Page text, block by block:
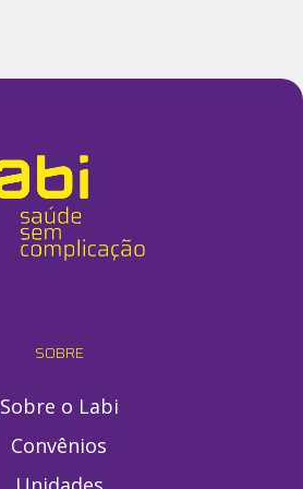
SOBRE
Sobre o Labi
Convênios